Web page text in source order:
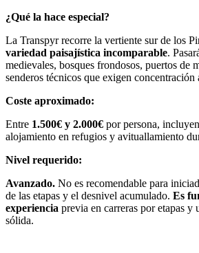
¿Qué la hace especial?
La Transpyr recorre la vertiente sur de los
variedad paisajística incomparable.
medievales, bosques frondosos, puertos de
senderos técnicos que exigen concentración
Coste aproximado:
Entre 1.500€ y 2.000€ por persona,
alojamiento en refugios y avituallamiento
Nivel requerido:
Avanzado. No es recomendable para
de las etapas y el desnivel acumulado. Es
experiencia previa en carreras por etapas y
sólida.